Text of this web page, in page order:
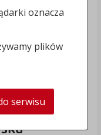
oznacza
plików
serwisu